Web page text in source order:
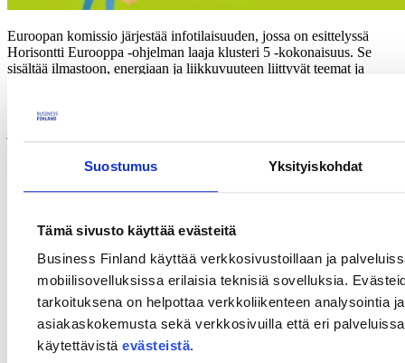
Suostumus Yksityiskohdat
Tämä sivusto käyttää evästeitä
Business Finland käyttää verkkosivustoillaan ja
mobiilisovelluksissa erilaisia teknisiä sovelluksia.
tarkoituksena on helpottaa verkkoliikenteen analysointia
asiakaskokemusta sekä verkkosivuilla että eri
käytettävistä evästeistä.
Euroopan komissio järjestää infotilaisuuden, jossa on esittelyssä
Horisontti Eurooppa -ohjelman laaja klusteri 5 -kokonaisuus. Se
sisältää ilmastoon, energiaan ja liikkuvuuteen liittyvät teemat ja
Tapahtuma tarjoaa tuleville hakijoille lisätietoa työohjelmasta 2025,
digitaaliseen muutokseen, jotka ovat välttämättömiä
mennessä.
Infopäivä järjestetään 6. toukokuuta 2025 (klo 9.00–16.00 CEST)
verkossa.
tapahtumasivustolta.
Huomioithan, että paikan päällä osallistujien määrä on rajoitettu.
Ilmoittautuminen paikan päällä tapahtuvaan osallistumiseen